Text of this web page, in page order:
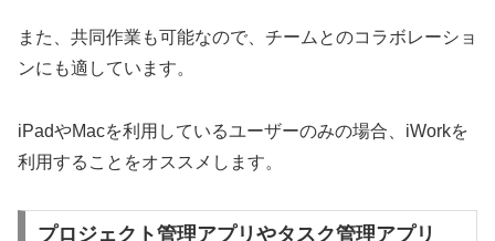
また、共同作業も可能なので、チームとのコラボレーショ
ンにも適しています。
iPadやMacを利用しているユーザーのみの場合、iWorkを
利用することをオススメします。
プロジェクト管理アプリやタスク管理アプリ